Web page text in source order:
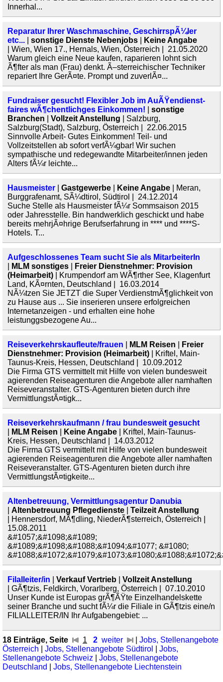
Innerhal...
Reparatur Ihrer Waschmaschine, GeschirrspÃ¼ler
etc...
sonstige Dienste Nebenjobs
Keine Angabe
| Wien, Wien 17., Hernals, Wien, Österreich | 21.05.2020
Warum gleich eine Neue kaufen, raparieren lohnt sich
Ã¶fter als man (Frau) denkt. Ã–sterreichischer Techniker
repariert Ihre GerÃ¤te. Prompt und zuverlÃ¤...
Fundraiser gesucht! Flexibler Job im AuÃŸendienst-
faires wÃ¶chentlichges Einkommen!
sonstige
Branchen
Vollzeit Anstellung | Salzburg,
Salzburg(Stadt), Salzburg, Österreich | 22.06.2015
Sinnvolle Arbeit- Gutes Einkommen! Teil- und
Vollzeitstellen ab sofort verfÃ¼gbar! Wir suchen
sympathische und redegewandte Mitarbeiter/innen jeden
Alters fÃ¼r leichte...
Hausmeister Gastgewerbe Keine Angabe | Meran,
Burggrafenamt, SÃ¼dtirol, Südtirol | 24.12.2014
Suche Stelle als Hausmeister fÃ¼r Sommsaison 2015
oder Jahresstelle. Bin handwerklich geschickt und habe
bereits mehrjÃ¤hrige Berufserfahrung in **** und ****S-
Hotels. T...
Aufgeschlossenes Team sucht Sie als MitarbeiterIn
MLM sonstiges
Freier Dienstnehmer: Provision
(Heimarbeit) | Krumpendorf am WÃ¶rther See, Klagenfurt
Land, KÃ¤rnten, Deutschland | 16.03.2014
NÃ¼tzen Sie JETZT die Super VerdienstmÃ¶glichkeit von
zu Hause aus ... Sie inserieren unsere erfolgreichen
Internetanzeigen - und erhalten eine hohe
leistunggsbezogene Au...
Reiseverkehrskaufleute/frauen MLM Reisen
Freier
Dienstnehmer: Provision (Heimarbeit) | Kriftel, Main-
Taunus-Kreis, Hessen, Deutschland | 10.09.2012
Die Firma GTS vermittelt mit Hilfe von vielen bundesweit
agierenden Reiseagenturen die Angebote aller namhaften
Reiseveranstalter. GTS-Agenturen bieten durch ihre
VermittlungstÃ¤tigk...
Reiseverkehrskaufmann / frau bundesweit gesucht
MLM Reisen Keine Angabe | Kriftel, Main-Taunus-
Kreis, Hessen, Deutschland | 14.03.2012
Die Firma GTS vermittelt mit Hilfe von vielen bundesweit
agierenden Reiseagenturen die Angebote aller namhaften
Reiseveranstalter. GTS-Agenturen bieten durch ihre
VermittlungstÃ¤tigkeite...
Altenbetreuung, Vermittlungsagentur Danubia
Altenbetreuung Pflegedienste
Teilzeit Anstellung
| Hennersdorf, MÃ¶dling, NiederÃ¶sterreich, Österreich |
15.08.2011
&#1057;&#1098;&#1089;
&#1089;&#1098;&#1088;&#1094;&#1077; &#1080;
Filalleiter/in Verkauf Vertrieb
Vollzeit Anstellung
| GÃ¶tzis, Feldkirch, Vorarlberg, Österreich | 07.10.2010
Unser Kunde ist Europas grÃ¶ÃŸte Einzelhandelskette
seiner Branche und sucht fÃ¼r die Filiale in GÃ¶tzis eine/n
FILIALLEITER/IN Ihr Aufgabengebiet: ...
18 Einträge, Seite 1 2 weiter
Jobs, Stellenangebote
Österreich
Jobs, Stellenangebote Südtirol
Jobs,
Stellenangebote Schweiz
Jobs, Stellenangebote
Deutschland
Jobs, Stellenangebote Liechtenstein